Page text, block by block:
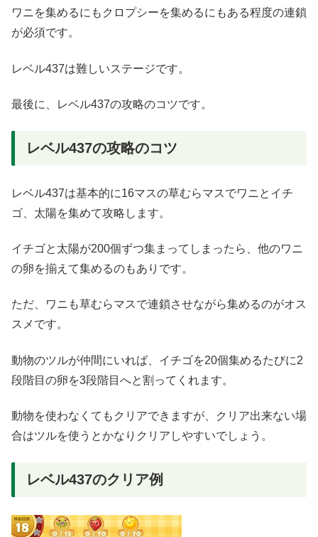
ワニを集めるにもクロプシーを集めるにもある程度の連鎖
が必須です。
レベル437は難しいステージです。
最後に、レベル437の攻略のコツです。
レベル437の攻略のコツ
レベル437は基本的に16マスの草むらマスでワニとイチ
ゴ、太陽を集めて攻略します。
イチゴと太陽が200個ずつ集まってしまったら、他のワニ
の卵を揃えて集めるのもありです。
ただ、ワニも草むらマスで連鎖させながら集めるのがオス
スメです。
動物のツルが仲間にいれば、イチゴを20個集めるたびに2
段階目の卵を3段階目へと割ってくれます。
動物を使わなくてもクリアできますが、クリア出来ない場
合はツルを使うとかなりクリアしやすいでしょう。
レベル437のクリア例